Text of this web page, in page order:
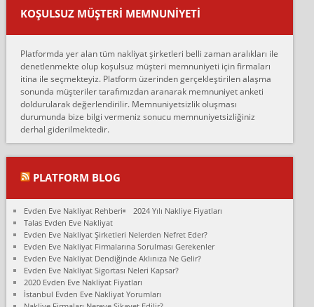
var verdikleri fiyat teklifini arttırdılar. Sonrasında taşıma gününde
oldukça tutarsı...
Ankara Alicanlar naklyat tel 5465524025. 2600 TL'ye ankaradan
Konya ya Alicanlar naklyat la anlaştık bu şahıs evin taşınacağı gün
fiyatın mazoto gele...
Fatih kokmese:
Diyarbakır dan eşyamı getirtmek için anlaştım sözleşme yaptım.
Son anda fiyat artırdılar.. mecburiyetten tasittim.. bu kişiler ağrılı
Ali:
olduk. Asansörlü dediler sonra uraya asansör kurulmaz dediler
fark istediler. ortada asa...
Nimet:
Ben 2021 Ağustos ilk haftası Evimi taşıdım yani İstanbul'un bir
Mahallesi'nden bir başka Mahallesi'ne yani Ümraniye bölgesinde
oturuyorum önceleri ara...
Nimet Köse:
KOŞULSUZ MÜŞTERI MEMNUNIYETI
Platformda yer alan tüm nakliyat şirketleri belli zaman aralıkları ile
denetlenmekte olup koşulsuz müşteri memnuniyeti için firmaları
itina ile seçmekteyiz. Platform üzerinden gerçekleştirilen alaşma
sonunda müşteriler tarafımızdan aranarak memnuniyet anketi
doldurularak değerlendirilir. Memnuniyetsizlik oluşması
durumunda bize bilgi vermeniz sonucu memnuniyetsizliğiniz
derhal giderilmektedir.
PLATFORM BLOG
Evden Eve Nakliyat Rehberi
2024 Yılı Nakliye Fiyatları
Talas Evden Eve Nakliyat
Evden Eve Nakliyat Şirketleri Nelerden Nefret Eder?
Evden Eve Nakliyat Firmalarına Sorulması Gerekenler
Evden Eve Nakliyat Dendiğinde Aklınıza Ne Gelir?
Evden Eve Nakliyat Sigortası Neleri Kapsar?
2020 Evden Eve Nakliyat Fiyatları
İstanbul Evden Eve Nakliyat Yorumları